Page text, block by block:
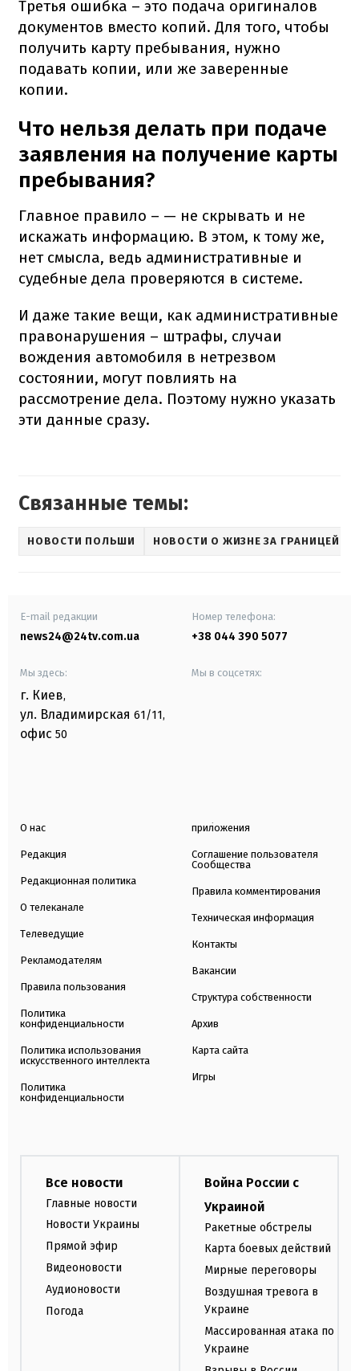
Третья ошибка – это подача оригиналов
документов вместо копий. Для того, чтобы
получить карту пребывания, нужно
подавать копии, или же заверенные
копии.
Что нельзя делать при подаче
заявления на получение карты
пребывания?
Главное правило – — не скрывать и не
искажать информацию. В этом, к тому же,
нет смысла, ведь административные и
судебные дела проверяются в системе.
И даже такие вещи, как административные
правонарушения – штрафы, случаи
вождения автомобиля в нетрезвом
состоянии, могут повлиять на
рассмотрение дела. Поэтому нужно указать
эти данные сразу.
Связанные темы:
НОВОСТИ ПОЛЬШИ НОВОСТИ О ЖИЗНЕ ЗА ГРАНИЦЕЙ
E-mail редакции
news24@24tv.com.ua
Номер телефона:
+38 044 390 5077
Мы здесь:
г. Киев,
ул. Владимирская 61/11,
офис 50
Мы в соцсетях:
О нас
Редакция
Редакционная политика
О телеканале
Телеведущие
Рекламодателям
Правила пользования
Политика
конфиденциальности
Политика использования
искусственного интеллекта
Политика
конфиденциальности
приложения
Соглашение пользователя
Сообщества
Правила комментирования
Техническая информация
Контакты
Вакансии
Структура собственности
Архив
Карта сайта
Игры
Все новости
Главные новости
Новости Украины
Прямой эфир
Видеоновости
Аудионовости
Погода
Война России с
Украиной
Ракетные обстрелы
Карта боевых действий
Мирные переговоры
Воздушная тревога в
Украине
Массированная атака по
Украине